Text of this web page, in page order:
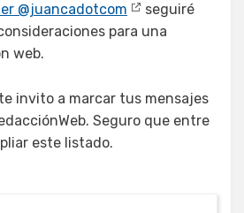
@juancadotcom
seguiré
para una
web.
invito a marcar tus mensajes
Seguro que entre
este listado.